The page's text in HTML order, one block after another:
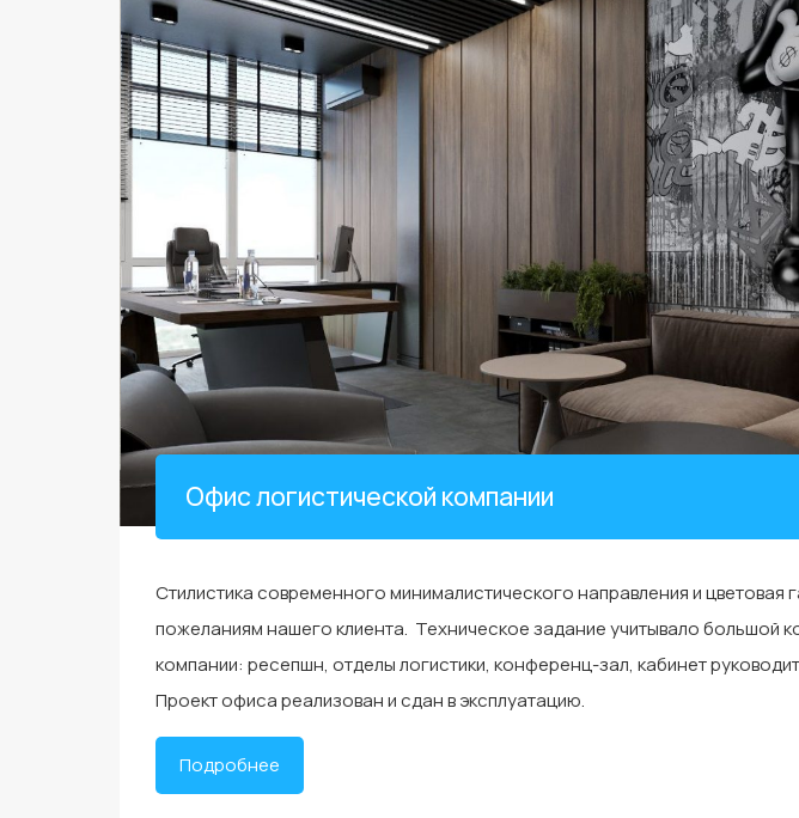
Офис логистической компании
Стилистика современного минималистического направления и цветовая
пожеланиям нашего клиента. Техническое задание учитывало большой
компании: ресепшн, отделы логистики, конференц-зал, кабинет
Проект офиса реализован и сдан в эксплуатацию.
Подробнее